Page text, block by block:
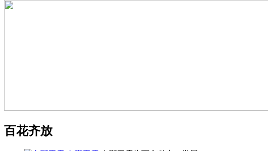
百花齐放